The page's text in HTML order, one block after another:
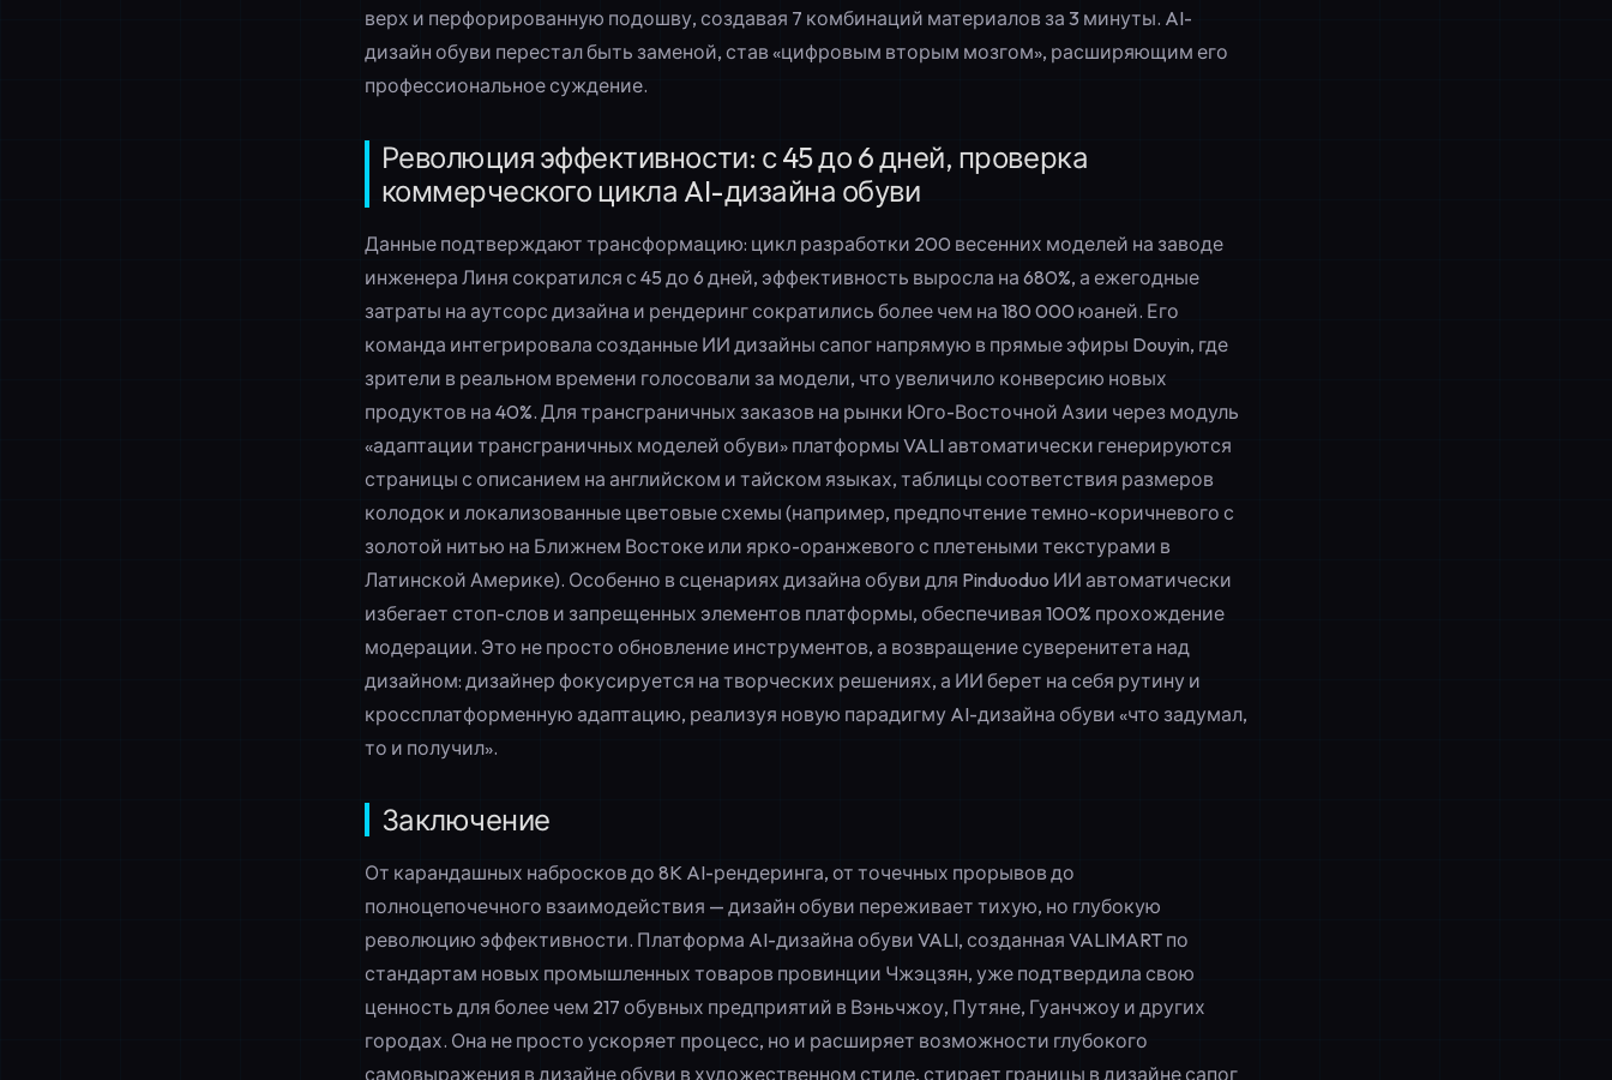
верх и перфорированную подошву, создавая 7 комбинаций материалов за 3 минуты. AI-
дизайн обуви перестал быть заменой, став «цифровым вторым мозгом», расширяющим его
профессиональное суждение.
Революция эффективности: с 45 до 6 дней, проверка
коммерческого цикла AI-дизайна обуви
Данные подтверждают трансформацию: цикл разработки 200 весенних моделей на заводе
инженера Линя сократился с 45 до 6 дней, эффективность выросла на 680%, а ежегодные
затраты на аутсорс дизайна и рендеринг сократились более чем на 180 000 юаней. Его
команда интегрировала созданные ИИ дизайны сапог напрямую в прямые эфиры Douyin, где
зрители в реальном времени голосовали за модели, что увеличило конверсию новых
продуктов на 40%. Для трансграничных заказов на рынки Юго-Восточной Азии через модуль
«адаптации трансграничных моделей обуви» платформы VALI автоматически генерируются
страницы с описанием на английском и тайском языках, таблицы соответствия размеров
колодок и локализованные цветовые схемы (например, предпочтение темно-коричневого с
золотой нитью на Ближнем Востоке или ярко-оранжевого с плетеными текстурами в
Латинской Америке). Особенно в сценариях дизайна обуви для Pinduoduo ИИ автоматически
избегает стоп-слов и запрещенных элементов платформы, обеспечивая 100% прохождение
модерации. Это не просто обновление инструментов, а возвращение суверенитета над
дизайном: дизайнер фокусируется на творческих решениях, а ИИ берет на себя рутину и
кроссплатформенную адаптацию, реализуя новую парадигму AI-дизайна обуви «что задумал,
то и получил».
Заключение
От карандашных набросков до 8K AI-рендеринга, от точечных прорывов до
полноцепочечного взаимодействия — дизайн обуви переживает тихую, но глубокую
революцию эффективности. Платформа AI-дизайна обуви VALI, созданная VALIMART по
стандартам новых промышленных товаров провинции Чжэцзян, уже подтвердила свою
ценность для более чем 217 обувных предприятий в Вэньчжоу, Путяне, Гуанчжоу и других
городах. Она не просто ускоряет процесс, но и расширяет возможности глубокого
самовыражения в дизайне обуви в художественном стиле, стирает границы в дизайне сапог